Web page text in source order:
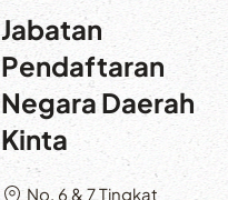
Jabatan
Pendaftaran
Negara Daerah
Kinta
No. 6 & 7 Tingkat